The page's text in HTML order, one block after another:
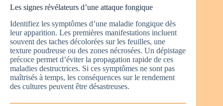
Les signes révélateurs d’une attaque fongique
Identifiez les symptômes d’une maladie fongique dès
leur apparition. Les premières manifestations incluent
souvent des taches décolorées sur les feuilles, une
texture poudreuse ou des zones nécrosées. Un dépistage
précoce permet d’éviter la propagation rapide de ces
maladies destructrices. Si ces symptômes ne sont pas
maîtrisés à temps, les conséquences sur le rendement
des cultures peuvent être désastreuses.